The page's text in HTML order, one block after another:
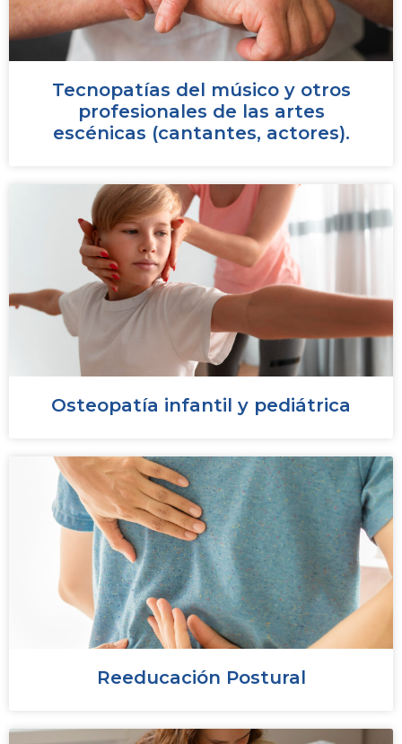
Tecnopatías del músico y otros
profesionales de las artes
escénicas (cantantes, actores).
Osteopatía infantil y pediátrica
Reeducación Postural